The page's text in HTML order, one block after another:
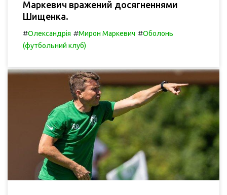
Маркевич вражений досягненнями
Шищенка.
#Олександрія #Мирон Маркевич #Оболонь
(футбольний клуб)